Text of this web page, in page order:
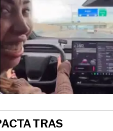
Instagram
TRAS